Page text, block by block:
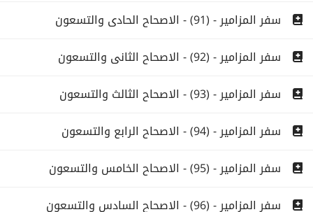
سفر المزامير - (91) - الاصحاح الحادى والتسعون
سفر المزامير - (92) - الاصحاح الثانى والتسعون
سفر المزامير - (93) - الاصحاح الثالث والتسعون
سفر المزامير - (94) - الاصحاح الرابع والتسعون
سفر المزامير - (95) - الاصحاح الخامس والتسعون
سفر المزامير - (96) - الاصحاح السادس والتسعون